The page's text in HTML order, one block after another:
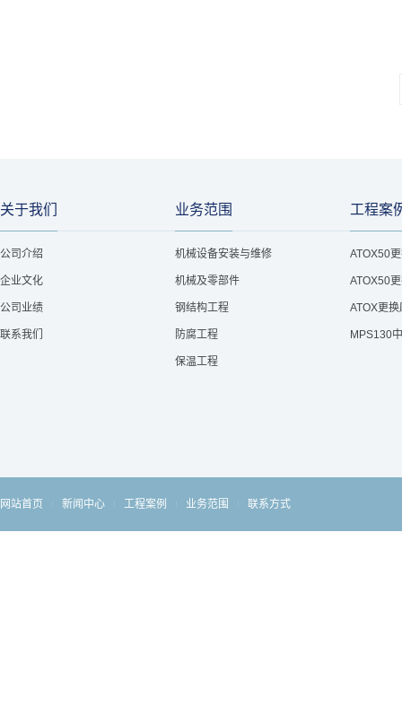
关于我们
公司介绍
企业文化
公司业绩
联系我们
业务范围
机械设备安装与维修
机械及零部件
钢结构工程
防腐工程
保温工程
工程案
ATOX50
ATOX50
ATOX更换
MPS130
网站首页 新闻中心 工程案例 业务范围 联系方式